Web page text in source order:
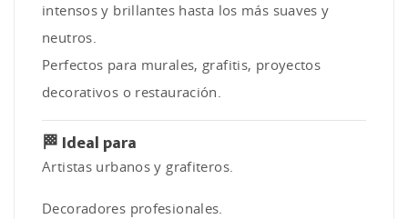
intensos y brillantes hasta los más suaves y
neutros.
Perfectos para murales, grafitis, proyectos
decorativos o restauración.
🏁 Ideal para
Artistas urbanos y grafiteros.
Decoradores profesionales.